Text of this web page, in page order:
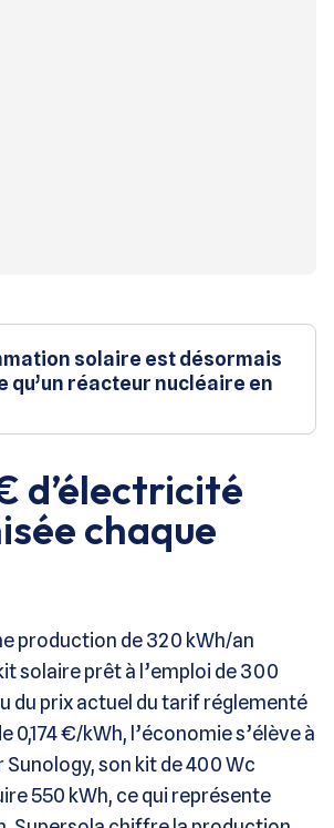
solaire est désormais
qu’un réacteur nucléaire en
d’électricité
chaque
production de 320 kWh/an
solaire prêt à l’emploi de 300
du prix actuel du tarif réglementé
0,174 €/kWh, l’économie s’élève à
son kit de 400 Wc
550 kWh, ce qui représente